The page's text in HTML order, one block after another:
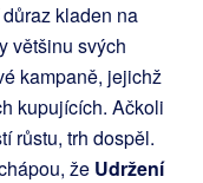
kladen na
většinu svých
kampaně, jejichž
kupujících. Ačkoli
růstu, trh dospěl.
že Udržení